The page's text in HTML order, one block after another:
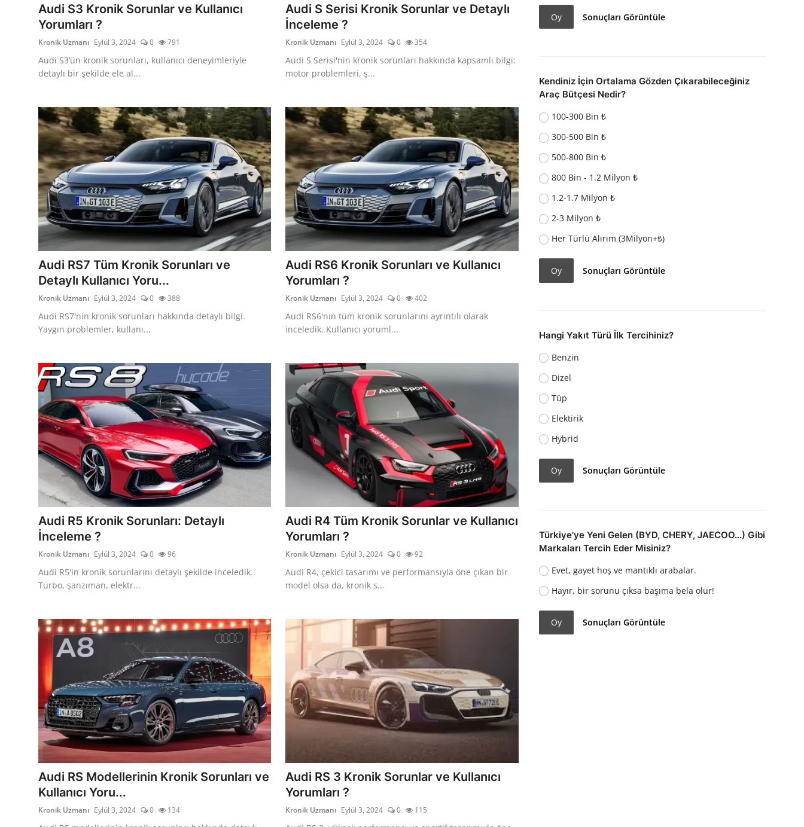
Audi S3 Kronik Sorunlar ve Kullanıcı
Yorumları ?
Kronik Uzmanı Eylül 3, 2024 0 791
Audi S3’ün kronik sorunları, kullanıcı deneyimleriyle
detaylı bir şekilde ele al...
Audi S Serisi Kronik Sorunlar ve Detaylı
İnceleme ?
Kronik Uzmanı Eylül 3, 2024 0 354
Audi S Serisi'nin kronik sorunları hakkında kapsamlı bilgi:
motor problemleri, ş...
Audi RS7 Tüm Kronik Sorunları ve
Detaylı Kullanıcı Yoru...
Kronik Uzmanı Eylül 3, 2024 0 388
Audi RS7'nin kronik sorunları hakkında detaylı bilgi.
Yaygın problemler, kullanı...
Audi RS6 Kronik Sorunları ve Kullanıcı
Yorumları ?
Kronik Uzmanı Eylül 3, 2024 0 402
Audi RS6'nın tüm kronik sorunlarını ayrıntılı olarak
inceledik. Kullanıcı yoruml...
Audi R5 Kronik Sorunları: Detaylı
İnceleme ?
Kronik Uzmanı Eylül 3, 2024 0 96
Audi R5'in kronik sorunlarını detaylı şekilde inceledik.
Turbo, şanzıman, elektr...
Audi R4 Tüm Kronik Sorunlar ve Kullanıcı
Yorumları ?
Kronik Uzmanı Eylül 3, 2024 0 92
Audi R4, çekici tasarımı ve performansıyla öne çıkan bir
model olsa da, kronik s...
Audi RS Modellerinin Kronik Sorunları ve
Kullanıcı Yoru...
Kronik Uzmanı Eylül 3, 2024 0 134
Audi RS 3 Kronik Sorunlar ve Kullanıcı
Yorumları ?
Kronik Uzmanı Eylül 3, 2024 0 115
Oy Sonuçları Görüntüle
Kendiniz İçin Ortalama Gözden Çıkarabileceğiniz
Araç Bütçesi Nedir?
100-300 Bin ₺
300-500 Bin ₺
500-800 Bin ₺
800 Bin - 1.2 Milyon ₺
1.2-1.7 Milyon ₺
2-3 Milyon ₺
Her Türlü Alırım (3Milyon+₺)
Oy Sonuçları Görüntüle
Hangi Yakıt Türü İlk Tercihiniz?
Benzin
Dizel
Tüp
Elektirik
Hybrid
Oy Sonuçları Görüntüle
Türkiye'ye Yeni Gelen (BYD, CHERY, JAECOO...) Gibi
Markaları Tercih Eder Misiniz?
Evet, gayet hoş ve mantıklı arabalar.
Hayır, bir sorunu çıksa başıma bela olur!
Oy Sonuçları Görüntüle